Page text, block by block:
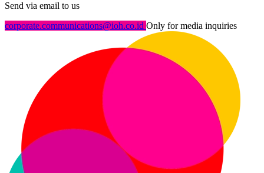
Send via email to us
corporate.communications@ioh.co.id Only for media inquiries